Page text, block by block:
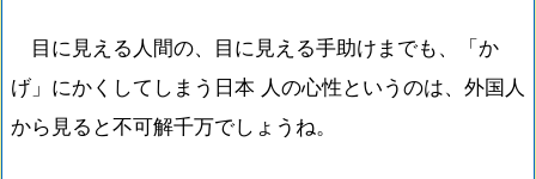
目に見える人間の、目に見える手助けまでも、「か
げ」にかくしてしまう日本 人の心性というのは、外国人
から見ると不可解千万でしょうね。